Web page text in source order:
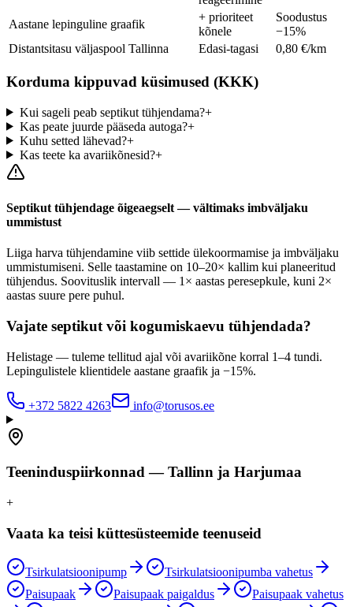
Aastane lepinguline graafik
+ prioriteet
kõnele
Soodustus
−15%
Distantsitasu väljaspool Tallinna
Edasi-tagasi 0,80 €/km
Korduma kippuvad küsimused (KKK)
Kui sageli peab septikut tühjendama?+
Kas peate juurde pääseda autoga?+
Kuhu setted lähevad?+
Kas teete ka avariikõnesid?+
Septikut tühjendage õigeaegselt — vältimaks imbväljaku
ummistust
Liiga harva tühjendamine viib settide ülekoormamise ja imbväljaku
ummistumiseni. Selle taastamine on 10–20× kallim kui planeeritud
tühjendus. Soovituslik intervall — 1× aastas peresepkule, kuni 2×
aastas suure pere puhul.
Vajate septikut või kogumiskaevu tühjendada?
Helistage — tuleme tellitud ajal või avariikõne korral 1–4 tundi.
Lepingulistele klientidele aastane graafik ja −15%.
+372 5822 4263 info@torusos.ee
Teeninduspiirkonnad — Tallinn ja Harjumaa
+
Vaata ka teisi küttesüsteemide teenuseid
Tsirkulatsioonipump
Tsirkulatsioonipumba vahetus
Paisupaak
Paisupaak paigaldus
Paisupaak vahetus